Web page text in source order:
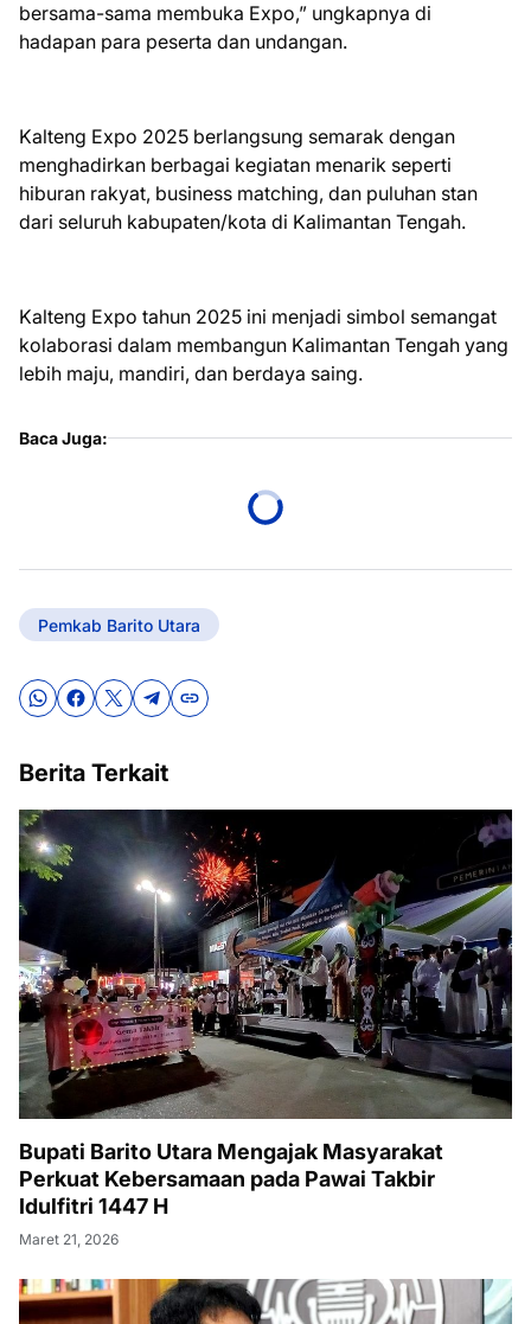
bersama-sama membuka Expo,” ungkapnya di
hadapan para peserta dan undangan.
Kalteng Expo 2025 berlangsung semarak dengan
menghadirkan berbagai kegiatan menarik seperti
hiburan rakyat, business matching, dan puluhan stan
dari seluruh kabupaten/kota di Kalimantan Tengah.
Kalteng Expo tahun 2025 ini menjadi simbol semangat
kolaborasi dalam membangun Kalimantan Tengah yang
lebih maju, mandiri, dan berdaya saing.
Baca Juga:
Pemkab Barito Utara
Berita Terkait
Bupati Barito Utara Mengajak Masyarakat
Perkuat Kebersamaan pada Pawai Takbir
Idulfitri 1447 H
Maret 21, 2026